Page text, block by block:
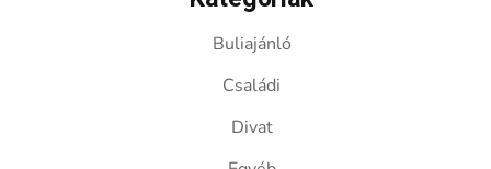
Buliajánló
Családi
Divat